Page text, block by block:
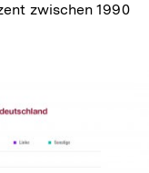
zwischen 1990